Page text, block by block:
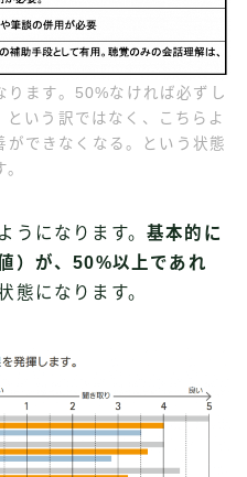
ます。50%なければ必ずし
いう訳ではなく、こちらよ
ができなくなる。という状態
。
うになります。 基本的に
）が、50%以上であれ
態になります。